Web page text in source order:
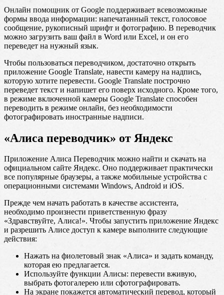
Онлайн помощник от Google поддерживает всевозможные
формы ввода информации: напечатанный текст, голосовое
сообщение, рукописный шрифт и фотографию. В переводчик
можно загрузить ваш файл в Word или Excel, и он его
переведет на нужный язык.
Чтобы пользоваться переводчиком, достаточно открыть
приложение Google Translate, навести камеру на надпись,
которую хотите перевести. Google Translate построчно
переведет текст и напишет его поверх исходного. Кроме того,
в режиме включенной камеры Google Translate способен
переводить в режиме онлайн, без необходимости
фотографировать иностранные надписи.
«Алиса переводчик» от Яндекс
Приложение Алиса Переводчик можно найти и скачать на
официальном сайте Яндекс. Оно поддерживает практически
все популярные браузеры, а также мобильные устройства с
операционными системами Windows, Android и iOS.
Прежде чем начать работать в качестве ассистента,
необходимо произнести приветственную фразу
«Здравствуйте, Алиса!». Чтобы запустить приложение Яндекс
и разрешить Алисе доступ к камере выполните следующие
действия:
Нажать на фиолетовый знак «Алиса» и задать команду,
которая ею предлагается.
Используйте функции Алисы: перевести вживую,
выбрать фотогалерею или сфотографировать.
На экране покажется автоматический перевод, который